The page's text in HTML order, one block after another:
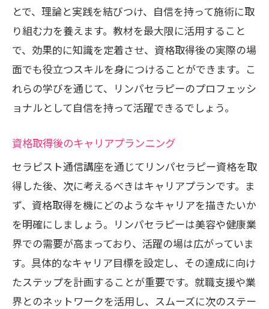
とで、理論と実践を結びつけ、自信を持って施術に取
り組む力を養えます。教材を最大限に活用すること
で、効果的に知識を定着させ、資格取得後の実際の場
面でも役立つスキルを身につけることができます。こ
れらの学びを通じて、リンパセラピーのプロフェッシ
ョナルとして自信を持って活躍できるでしょう。
資格取得後のキャリアプランニング
セラピスト通信講座を通じてリンパセラピー資格を取
得した後、次に考えるべきはキャリアプランです。ま
ず、資格取得を機にどのようなキャリアを描きたいか
を明確にしましょう。リンパセラピーは美容や健康業
界での需要が高まっており、活躍の場は広がっていま
す。具体的なキャリア目標を設定し、その達成に向け
たステップを計画することが重要です。就職支援や業
界とのネットワークを活用し、スムーズに次のステー